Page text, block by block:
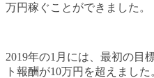
万円稼ぐことができました。
2019年の1月には、最初の目
ト報酬が10万円を超えました